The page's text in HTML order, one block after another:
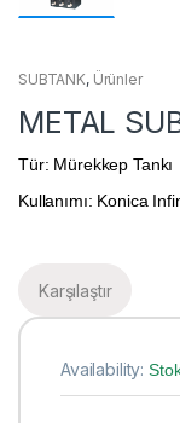
SUBTANK, Ürünler
METAL
Tür: Mürekkep Tankı
Kullanımı: Konica
Karşılaştır
Availability: